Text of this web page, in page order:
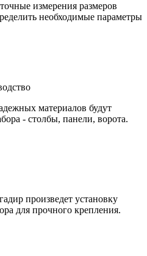
измерения размеров
необходимые параметры
материалов будут
- столбы, панели, ворота.
произведет установку
для прочного крепления.